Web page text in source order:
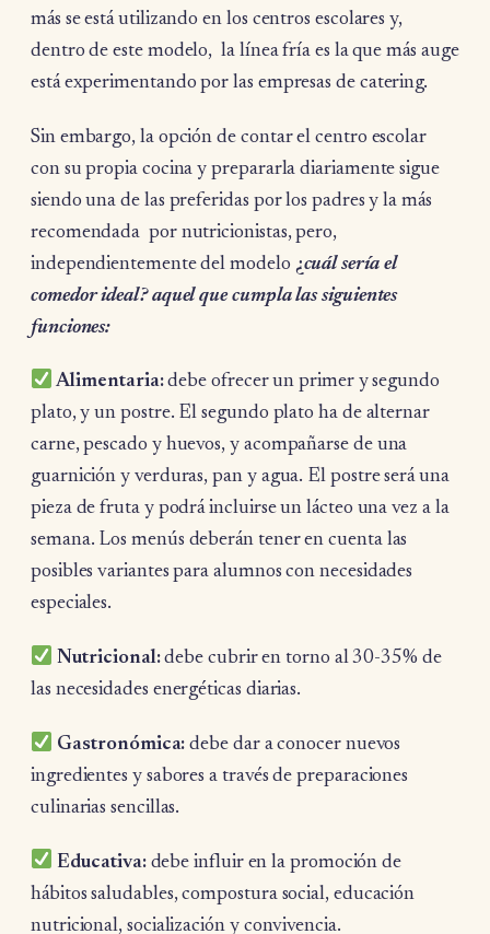
más se está utilizando en los centros escolares y,
dentro de este modelo, la línea fría es la que más auge
está experimentando por las empresas de catering.
Sin embargo, la opción de contar el centro escolar
con su propia cocina y prepararla diariamente sigue
siendo una de las preferidas por los padres y la más
recomendada por nutricionistas, pero,
independientemente del modelo ¿cuál sería el
comedor ideal? aquel que cumpla las siguientes
funciones:
Alimentaria:debe ofrecer un primer y segundo
plato, y un postre. El segundo plato ha de alternar
carne, pescado y huevos, y acompañarse de una
guarnición y verduras, pan y agua. El postre será una
pieza de fruta y podrá incluirse un lácteo una vez a la
semana. Los menús deberán tener en cuenta las
posibles variantes para alumnos con necesidades
especiales.
Nutricional:debe cubrir en torno al 30-35% de
las necesidades energéticas diarias.
Gastronómica: debe dar a conocer nuevos
ingredientes y sabores a través de preparaciones
culinarias sencillas.
Educativa:debe influir en la promoción de
hábitos saludables, compostura social, educación
nutricional, socialización y convivencia.